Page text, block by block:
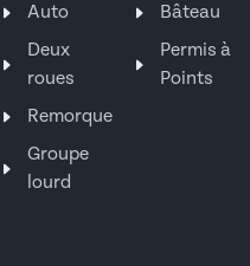
Auto
Deux
roues
Remorque
Groupe
lourd
Bâteau
Permis à
Points